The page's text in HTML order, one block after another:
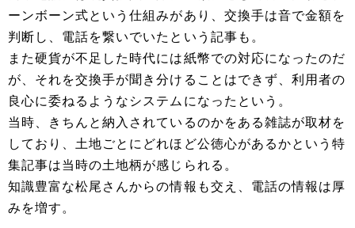
ーンボーン式という仕組みがあり、交換手は音で金額を
判断し、電話を繋いでいたという記事も。
また硬貨が不足した時代には紙幣での対応になったのだ
が、それを交換手が聞き分けることはできず、利用者の
良心に委ねるようなシステムになったという。
当時、きちんと納入されているのかをある雑誌が取材を
しており、土地ごとにどれほど公徳心があるかという特
集記事は当時の土地柄が感じられる。
知識豊富な松尾さんからの情報も交え、電話の情報は厚
みを増す。